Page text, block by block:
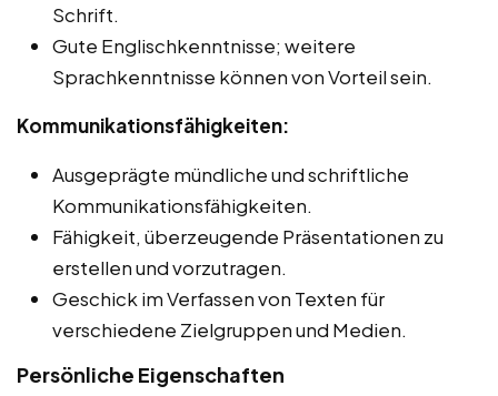
Schrift.
Gute Englischkenntnisse; weitere
Sprachkenntnisse können von Vorteil sein.
Kommunikationsfähigkeiten:
Ausgeprägte mündliche und schriftliche
Kommunikationsfähigkeiten.
Fähigkeit, überzeugende Präsentationen zu
erstellen und vorzutragen.
Geschick im Verfassen von Texten für
verschiedene Zielgruppen und Medien.
Persönliche Eigenschaften